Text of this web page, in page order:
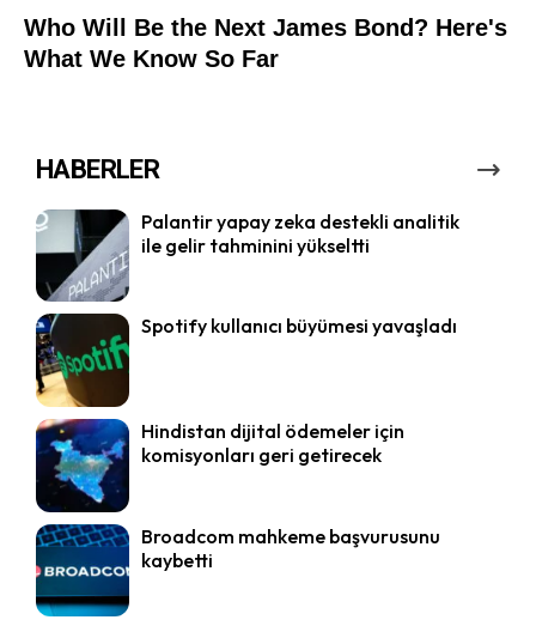
HABERLER
Palantir yapay zeka destekli analitik
ile gelir tahminini yükseltti
Spotify kullanıcı büyümesi yavaşladı
Hindistan dijital ödemeler için
komisyonları geri getirecek
Broadcom mahkeme başvurusunu
kaybetti